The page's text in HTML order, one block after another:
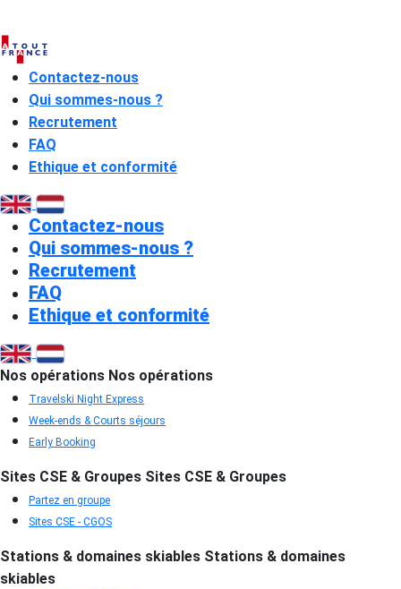
Contactez-nous
Qui sommes-nous ?
Recrutement
FAQ
Ethique et conformité
Contactez-nous
Qui sommes-nous ?
Recrutement
FAQ
Ethique et conformité
Nos opérations Nos opérations
Travelski Night Express
Week-ends & Courts séjours
Early Booking
Sites CSE & Groupes Sites CSE & Groupes
Partez en groupe
Sites CSE - CGOS
Stations & domaines skiables Stations & domaines
skiables